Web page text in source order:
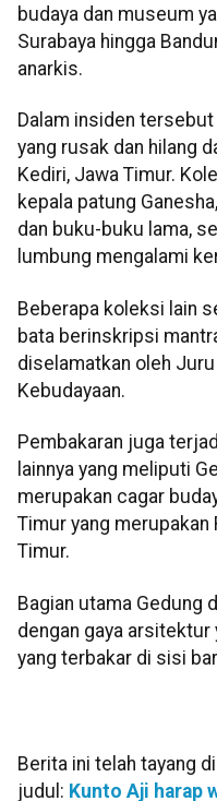
budaya dan museum
Surabaya hingga
anarkis.
Dalam insiden
yang rusak dan hilang
Kediri, Jawa Timur.
kepala patung
dan buku-buku lama,
lumbung mengalami
Beberapa koleksi lain
bata berinskripsi
diselamatkan oleh
Kebudayaan.
Pembakaran juga
lainnya yang meliputi
merupakan cagar
Timur yang merupakan
Timur.
Bagian utama Gedung
dengan gaya arsitektur
yang terbakar di sisi
Berita ini telah tayang
judul: Kunto Aji harap